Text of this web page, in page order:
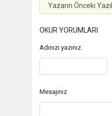
OKUR YORUMLARI
Adınızı yazınız
Mesajınız